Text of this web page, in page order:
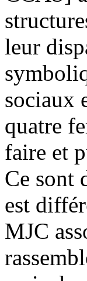
leur
sociaux
quatre
faire et
Ce sont
est
MJC